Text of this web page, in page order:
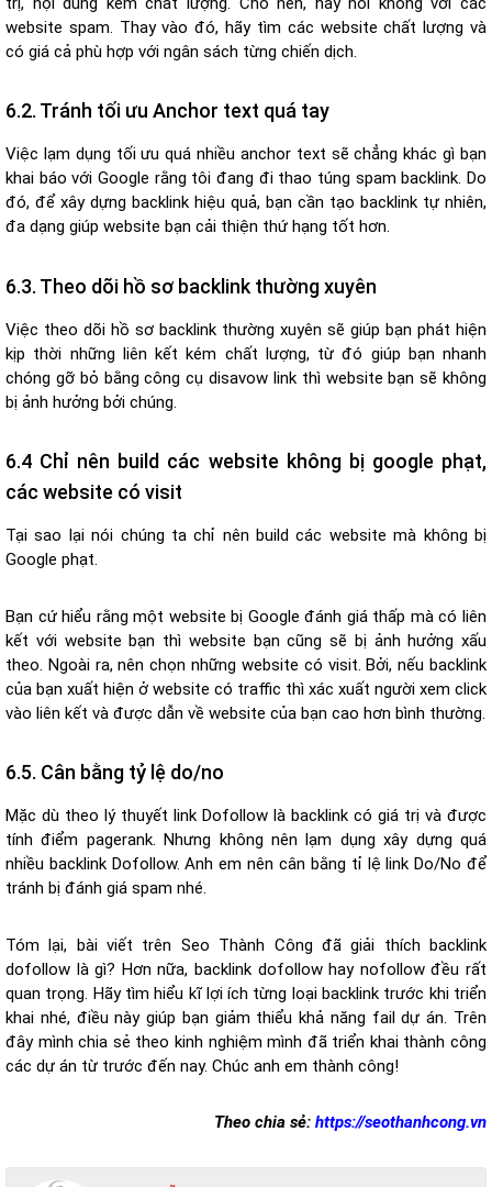
website spam. Thay vào đó, hãy tìm các website chất lượng và
có giá cả phù hợp với ngân sách từng chiến dịch.
6.2. Tránh tối ưu Anchor text quá tay
Việc lạm dụng tối ưu quá nhiều anchor text sẽ chẳng khác gì bạn
khai báo với Google rằng tôi đang đi thao túng spam backlink. Do
đó, để xây dựng backlink hiệu quả, bạn cần tạo backlink tự nhiên,
đa dạng giúp website bạn cải thiện thứ hạng tốt hơn.
6.3. Theo dõi hồ sơ backlink thường xuyên
Việc theo dõi hồ sơ backlink thường xuyên sẽ giúp bạn phát hiện
kịp thời những liên kết kém chất lượng, từ đó giúp bạn nhanh
chóng gỡ bỏ bằng công cụ disavow link thì website bạn sẽ không
bị ảnh hưởng bởi chúng.
6.4 Chỉ nên build các website không bị google phạt,
các website có visit
Tại sao lại nói chúng ta chỉ nên build các website mà không bị
Google phạt.
Bạn cứ hiểu rằng một website bị Google đánh giá thấp mà có liên
kết với website bạn thì website bạn cũng sẽ bị ảnh hưởng xấu
theo. Ngoài ra, nên chọn những website có visit. Bởi, nếu backlink
của bạn xuất hiện ở website có traffic thì xác xuất người xem click
vào liên kết và được dẫn về website của bạn cao hơn bình thường.
6.5. Cân bằng tỷ lệ do/no
Mặc dù theo lý thuyết link Dofollow là backlink có giá trị và được
tính điểm pagerank. Nhưng không nên lạm dụng xây dựng quá
nhiều backlink Dofollow. Anh em nên cân bằng tỉ lệ link Do/No để
tránh bị đánh giá spam nhé.
Tóm lại, bài viết trên Seo Thành Công đã giải thích backlink
dofollow là gì? Hơn nữa, backlink dofollow hay nofollow đều rất
quan trọng. Hãy tìm hiểu kĩ lợi ích từng loại backlink trước khi triển
khai nhé, điều này giúp bạn giảm thiểu khả năng fail dự án. Trên
đây mình chia sẻ theo kinh nghiệm mình đã triển khai thành công
các dự án từ trước đến nay. Chúc anh em thành công!
Theo chia sẻ: https://seothanhcong.vn